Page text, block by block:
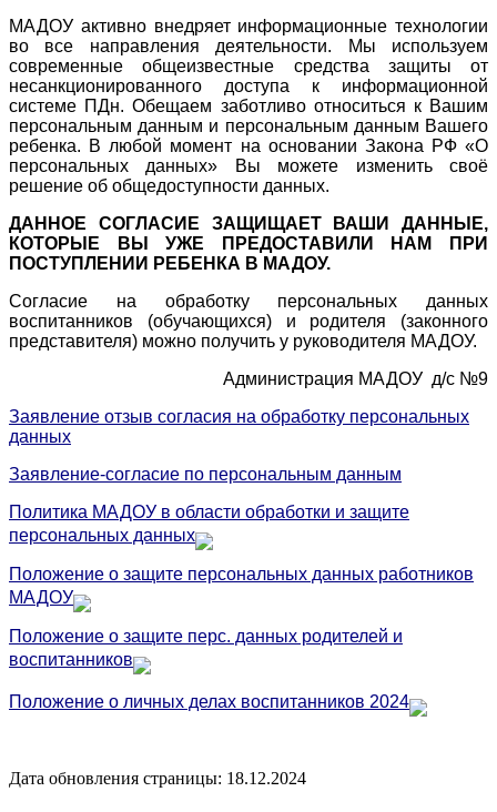
МАДОУ активно внедряет информационные технологии
во все направления деятельности. Мы используем
современные общеизвестные средства защиты от
несанкционированного доступа к информационной
системе ПДн. Обещаем заботливо относиться к Вашим
персональным данным и персональным данным Вашего
ребенка. В любой момент на основании Закона РФ «О
персональных данных» Вы можете изменить своё
решение об общедоступности данных.
ДАННОЕ СОГЛАСИЕ ЗАЩИЩАЕТ ВАШИ ДАННЫЕ,
КОТОРЫЕ ВЫ УЖЕ ПРЕДОСТАВИЛИ НАМ ПРИ
ПОСТУПЛЕНИИ РЕБЕНКА В МАДОУ.
Согласие на обработку персональных данных
воспитанников (обучающихся) и родителя (законного
представителя) можно получить у руководителя МАДОУ.
Администрация МАДОУ д/с №9
Заявление отзыв согласия на обработку персональных
данных
Заявление-согласие по персональным данным
Политика МАДОУ в области обработки и защите
персональных данных
Положение о защите персональных данных работников
МАДОУ
Положение о защите перс. данных родителей и
воспитанников
Положение о личных делах воспитанников 2024
Дата обновления страницы: 18.12.2024